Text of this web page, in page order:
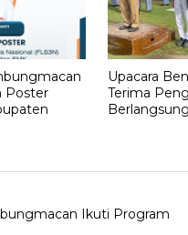
Poster
Upacara
Terima
Ikuti Program